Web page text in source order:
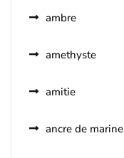
ambre
amethyste
amitie
ancre de marine